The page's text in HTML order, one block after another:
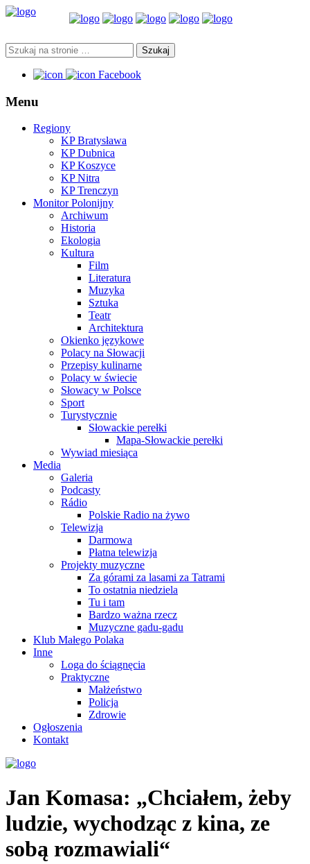
Facebook
Menu
Regiony
KP Bratysława
KP Dubnica
KP Koszyce
KP Nitra
KP Trenczyn
Monitor Polonijny
Archiwum
Historia
Ekologia
Kultura
Film
Literatura
Muzyka
Sztuka
Teatr
Architektura
Okienko językowe
Polacy na Słowacji
Przepisy kulinarne
Polacy w świecie
Słowacy w Polsce
Sport
Turystycznie
Słowackie perełki
Mapa-Słowackie perełki
Wywiad miesiąca
Media
Galeria
Podcasty
Rádio
Polskie Radio na żywo
Telewizja
Darmowa
Płatna telewizja
Projekty muzyczne
Za górami za lasami za Tatrami
To ostatnia niedziela
Tu i tam
Bardzo ważna rzecz
Muzyczne gadu-gadu
Klub Małego Polaka
Inne
Loga do ściągnęcia
Praktyczne
Małżeństwo
Policja
Zdrowie
Ogłoszenia
Kontakt
Jan Komasa: „Chciałem, żeby
ludzie, wychodząc z kina, ze
sobą rozmawiali“